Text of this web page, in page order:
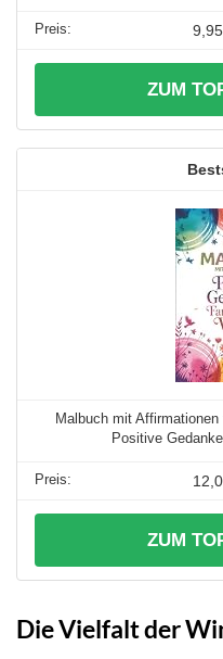
ZUM
Malbuch mit
Positive
ZUM
Die Vielfalt der